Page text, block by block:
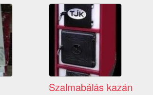
Szalmabálás kazán